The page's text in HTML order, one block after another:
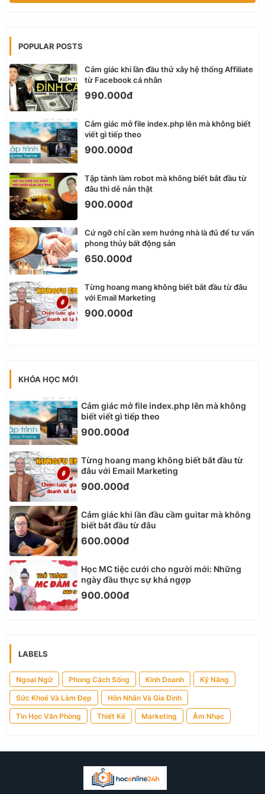
POPULAR POSTS
Cảm giác khi lần đầu thử xây hệ thống Affiliate
từ Facebook cá nhân
990.000đ
Cảm giác mở file index.php lên mà không biết
viết gì tiếp theo
900.000đ
Tập tành làm robot mà không biết bắt đầu từ
đâu thì dễ nản thật
900.000đ
Cứ ngỡ chỉ cần xem hướng nhà là đủ để tư vấn
phong thủy bất động sản
650.000đ
Từng hoang mang không biết bắt đầu từ đâu
với Email Marketing
900.000đ
KHÓA HỌC MỚI
Cảm giác mở file index.php lên mà không
biết viết gì tiếp theo
900.000đ
Từng hoang mang không biết bắt đầu từ
đâu với Email Marketing
900.000đ
Cảm giác khi lần đầu cầm guitar mà không
biết bắt đầu từ đâu
600.000đ
Học MC tiệc cưới cho người mới: Những
ngày đầu thực sự khá ngợp
900.000đ
LABELS
Ngoại Ngữ Phong Cách Sống Kinh Doanh Kỹ Năng
Sức Khoẻ Và Làm Đẹp Hôn Nhân Và Gia Đình
Tin Học Văn Phòng Thiết Kế Marketing Âm Nhạc